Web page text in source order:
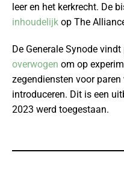
leer en het kerkrecht. De
inhoudelijk op The
De Generale Synode
overwogen om op
zegendiensten voor
introduceren. Dit is een
2023 werd toegestaan.